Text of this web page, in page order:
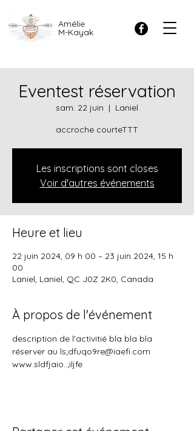
Amélie
M-Kayak
Eventest réservation
sam. 22 juin
  |
Laniel
accroche courteTTT
Les inscriptions sont closes
Voir d'autres événements
Heure et lieu
22 juin 2024, 09 h 00 – 23 juin 2024, 15 h
00
Laniel, Laniel, QC J0Z 2K0, Canada
À propos de l'événement
description de l'activitié bla bla bla
réserver au ls;dfuqo9re@iaefi.com
www.sldfjaio..;iljfe